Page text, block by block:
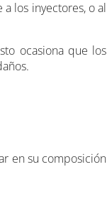
los inyectores, o al
ocasiona que los
en su composición